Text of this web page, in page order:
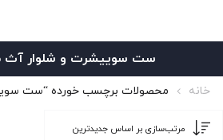
ست سوییشرت و شلوار آث
خانه محصولات برچسب خورده “ست